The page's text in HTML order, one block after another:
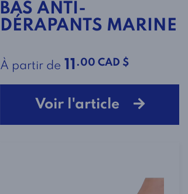
BAS ANTI-
DÉRAPANTS MARINE
À partir de 11 .00 CAD $
Voir l'article